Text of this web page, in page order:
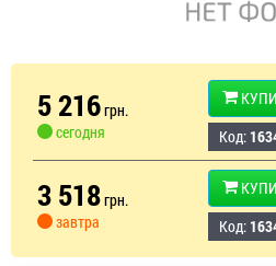
5 216грн.
сегодня
Код:
3 518грн.
завтра
Код: